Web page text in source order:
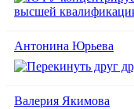
Антонина Юрьева
Валерия Якимова